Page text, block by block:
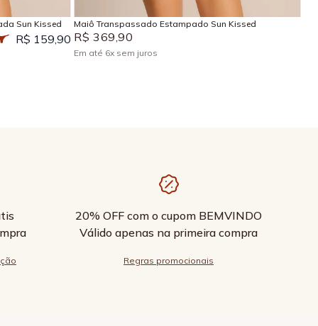
Sun Kissed
R$ 159,90
Maiô Transpassado Estampado Sun Kissed
R$ 369 ,90
Em até 6x sem juros
20% OFF com o cupom BEMVINDO
Válido apenas na primeira compra
Regras promocionais